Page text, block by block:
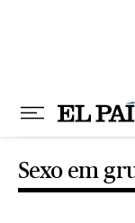
Sexo em